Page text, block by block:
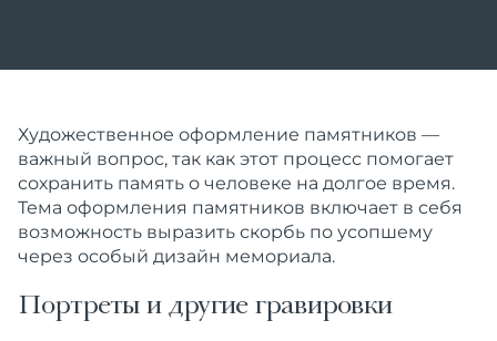
Художественное оформление памятников —
важный вопрос, так как этот процесс помогает
сохранить память о человеке на долгое время.
Тема оформления памятников включает в себя
возможность выразить скорбь по усопшему
через особый дизайн мемориала.
Портреты и другие гравировки